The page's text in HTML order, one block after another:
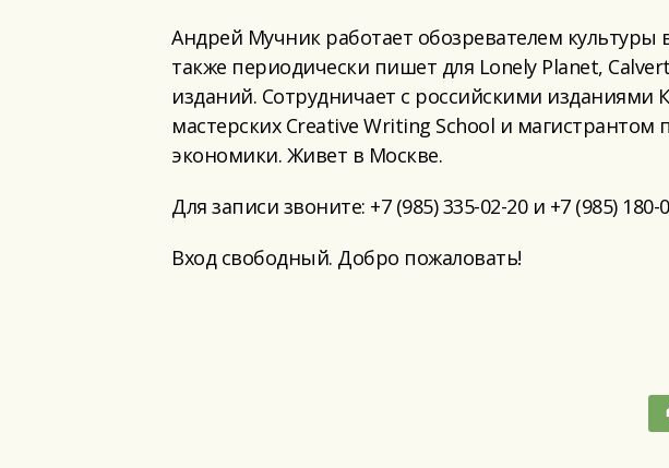
Андрей Мучник работает обозревателем культуры
также периодически пишет для Lonely Planet,
изданий. Сотрудничает с российскими изданиями
мастерских Creative Writing School и
экономики. Живет в Москве.
Для записи звоните: +7 (985) 335-02-20 и +7 (985) 180-
Вход свободный. Добро пожаловать!